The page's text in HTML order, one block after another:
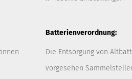
Batterienverordnung:
Die Entsorgung von
vorgesehen